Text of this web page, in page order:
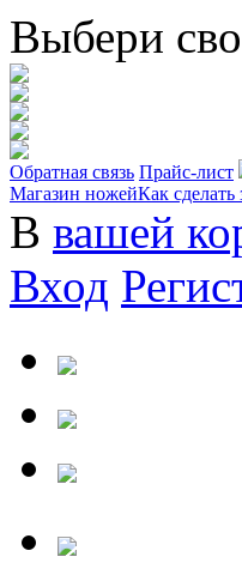
Выбери
Обратная связь Прайс-лист
Магазин ножейКак сделать
В вашей
Вход